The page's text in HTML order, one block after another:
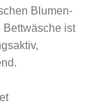
Blumen-
Bettwäsche ist